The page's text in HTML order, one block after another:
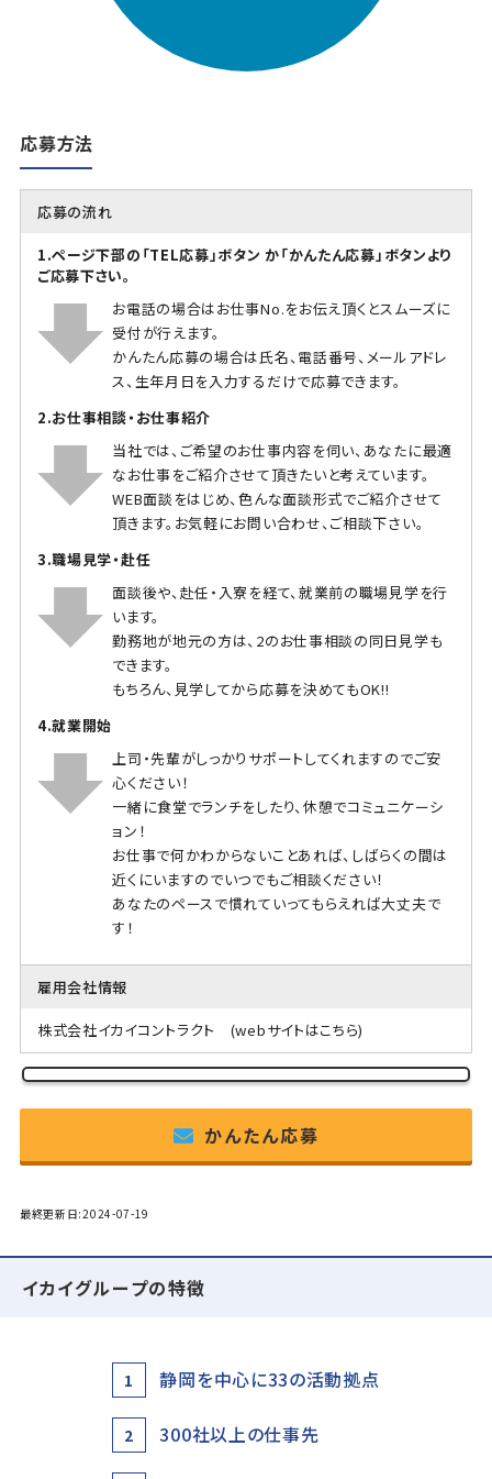
応募方法
応募の流れ
1.ページ下部の「TEL応募」ボタン か「かんたん応募」ボタンより
ご応募下さい。
お電話の場合はお仕事No.をお伝え頂くとスムーズに
受付が行えます。
かんたん応募の場合は氏名、電話番号、メールアドレ
ス、生年月日を入力するだけで応募できます。
2.お仕事相談・お仕事紹介
当社では、ご希望のお仕事内容を伺い、あなたに最適
なお仕事をご紹介させて頂きたいと考えています。
WEB面談をはじめ、色んな面談形式でご紹介させて
頂きます。お気軽にお問い合わせ、ご相談下さい。
3.職場見学・赴任
面談後や、赴任・入寮を経て、就業前の職場見学を行
います。
勤務地が地元の方は、2のお仕事相談の同日見学も
できます。
もちろん、見学してから応募を決めてもOK!!
4.就業開始
上司・先輩がしっかりサポートしてくれますのでご安
心ください！
一緒に食堂でランチをしたり、休憩でコミュニケーシ
ョン！
お仕事で何かわからないことあれば、しばらくの間は
近くにいますのでいつでもご相談ください！
あなたのペースで慣れていってもらえれば大丈夫で
す！
雇用会社情報
株式会社イカイコントラクト (webサイトはこちら)
かんたん応募
最終更新日:2024-07-19
イカイグループの特徴
1 静岡を中心に33の活動拠点
2 300社以上の仕事先